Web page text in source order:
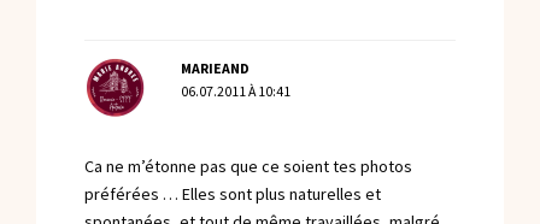
MARIEAND
06.07.2011 À 10:41
Ca ne m’étonne pas que ce soient tes photos
préférées … Elles sont plus naturelles et